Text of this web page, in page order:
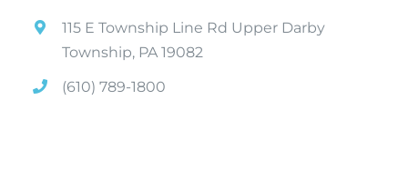
115 E Township Line Rd Upper Darby
Township, PA 19082
(610) 789-1800